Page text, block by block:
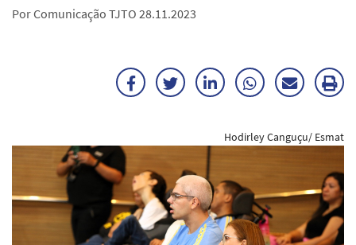
Por Comunicação TJTO 28.11.2023
FacebookTwitterLinkedInWhatsApp
Enviar
E-
Hodirley Canguçu/ Esmat